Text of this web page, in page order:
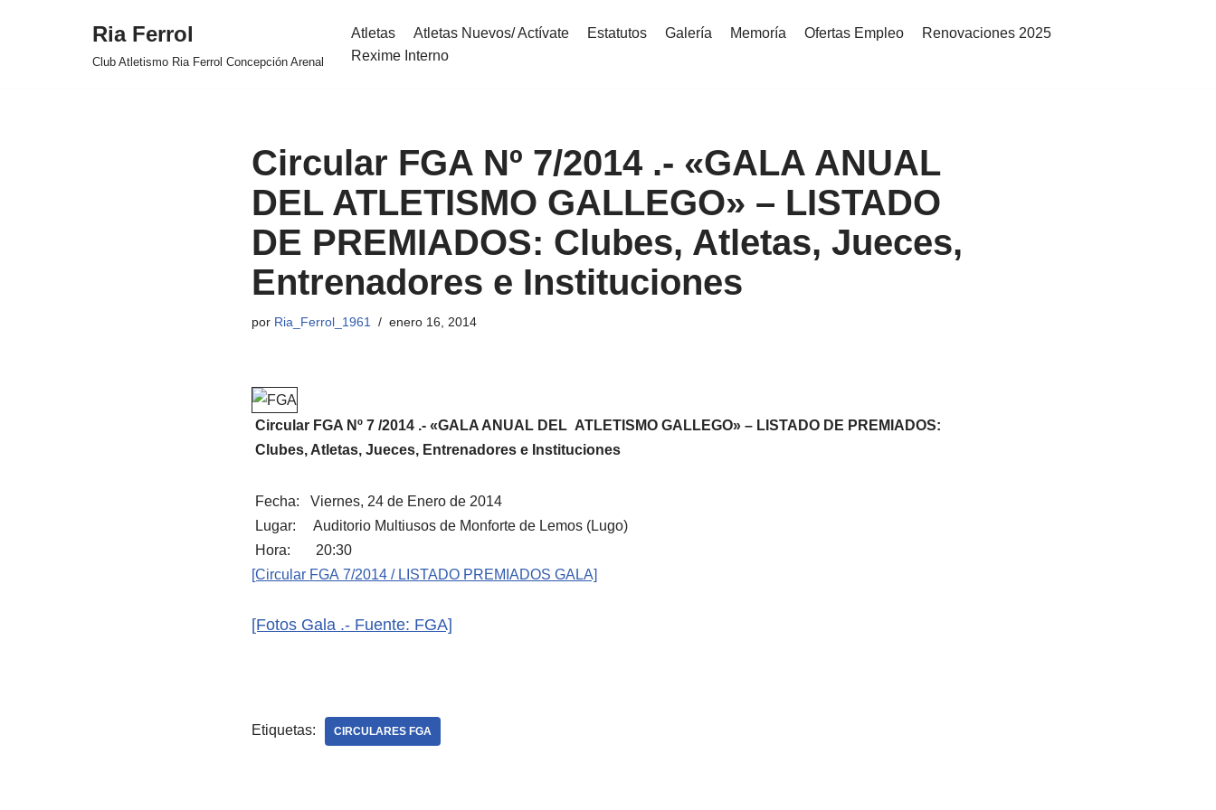
Ria Ferrol
Club Atletismo Ria Ferrol Concepción Arenal
Atletas Atletas Nuevos/ Actívate Estatutos Galería Memoría Ofertas Empleo
Renovaciones 2025
Rexime Interno
Circular FGA Nº 7/2014 .- «GALA ANUAL
DEL ATLETISMO GALLEGO» – LISTADO
DE PREMIADOS: Clubes, Atletas, Jueces,
Entrenadores e Instituciones
por Ria_Ferrol_1961 enero 16, 2014
Circular FGA Nº 7 /2014 .- «GALA ANUAL DEL ATLETISMO GALLEGO» – LISTADO DE PREMIADOS:
Clubes, Atletas, Jueces, Entrenadores e Instituciones
Fecha: Viernes, 24 de Enero de 2014
Lugar: Auditorio Multiusos de Monforte de Lemos (Lugo)
Hora: 20:30
[Circular FGA 7/2014 / LISTADO PREMIADOS GALA]
[Fotos Gala .- Fuente: FGA]
Etiquetas: CIRCULARES FGA